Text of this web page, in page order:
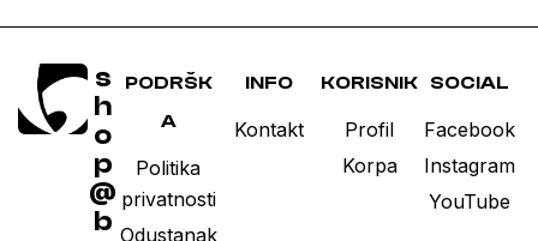
s
h
o
p
@
b
PODRŠK
A
Politika
privatnosti
Odustanak
INFO
Kontakt
KORISNIK
Profil
Korpa
SOCIAL
Facebook
Instagram
YouTube